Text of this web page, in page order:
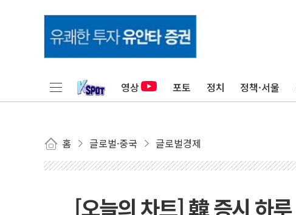
영상 포토 정치 정책·서울
홈 글로벌·중국 글로벌경제
[오늘의 차트] 韓 증시 하